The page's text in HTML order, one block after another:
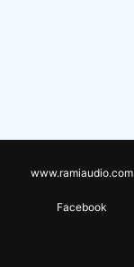
www.ramiaudio.com
Facebook